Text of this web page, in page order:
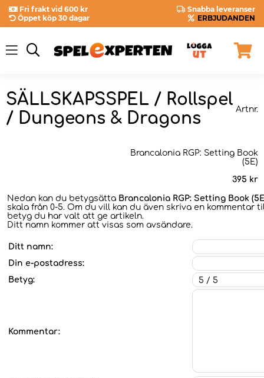
Fri frakt vid 600 kr
Snabba leveranser
Öppet köp 30 dagar
ERBJUDANDEN
SÄLLSKAPSSPEL / Rollspel
/ Dungeons & Dragons
Artnr.
Brancalonia RGP: Setting Book
(5E)
395 kr
Nedan kan du betygsätta Brancalonia RGP: Setting Book
skala från 0-5. Om du vill kan du även skriva en kommentar
betyg du har valt att ge artikeln.
Ditt namn kommer att visas som avsändare.
Ditt namn:
Din e-postadress:
Betyg:
Kommentar: